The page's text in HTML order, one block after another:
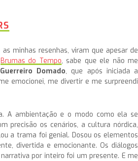
minhas resenhas, viram que apesar de
Brumas do Tempo, sabe que ele não me
Guerreiro Domado, que após iniciada a
emocionei, me divertir e me surpreendi
A ambientação e o modo como ela se
precisão os cenários, a cultura nórdica,
a trama foi genial. Dosou os elementos
divertida e emocionante. Os diálogos
por inteiro foi um presente. E me